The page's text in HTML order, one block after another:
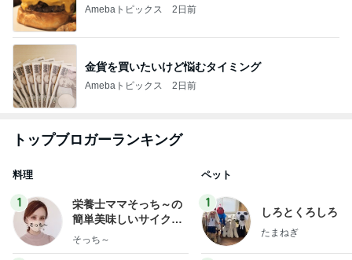
Amebaトピックス 2日前
金貨を買いたいけど悩むタイミング
Amebaトピックス 2日前
トップブロガーランキング
料理
1
栄養士ママそっち～の
簡単美味しいサイクル
献立
そっち～
ペット
1
しろとくろしろ
たまねぎ